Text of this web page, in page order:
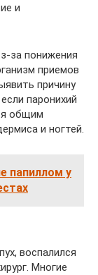
и
за понижения
приемов
причину
паронихий
общим
и ногтей.
папиллом у
воспалился
Многие